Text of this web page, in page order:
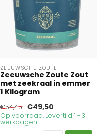
ZEEUWSCHE ZOUTE
Zeeuwsche Zoute Zout
met zeekraal in emmer
1 Kilogram
€54,45 €49,50
Op voorraad. Levertijd 1 - 3
werkdagen